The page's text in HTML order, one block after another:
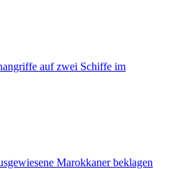
auf zwei Schiffe im
Marokkaner beklagen